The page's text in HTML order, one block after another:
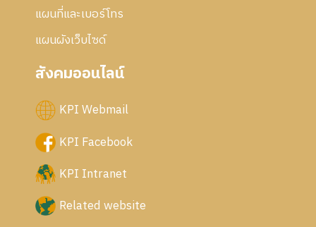
แผนที่และเบอร์โทร
แผนผังเว็บไซด์
สังคมออนไลน์
KPI Webmail
KPI Facebook
KPI Intranet
Related website